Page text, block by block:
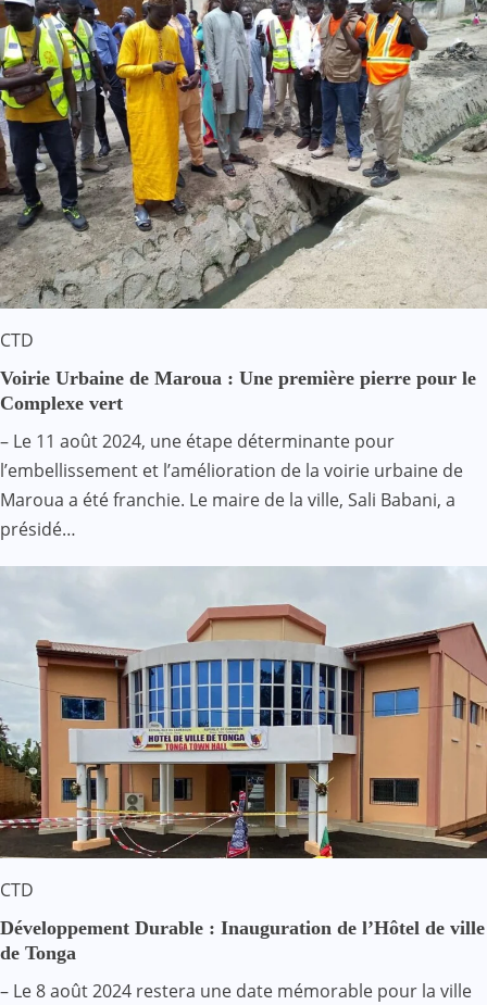
CTD
Voirie Urbaine de Maroua : Une première pierre pour le
Complexe vert
– Le 11 août 2024, une étape déterminante pour
l’embellissement et l’amélioration de la voirie urbaine de
Maroua a été franchie. Le maire de la ville, Sali Babani, a
présidé…
CTD
Développement Durable : Inauguration de l’Hôtel de ville
de Tonga
– Le 8 août 2024 restera une date mémorable pour la ville